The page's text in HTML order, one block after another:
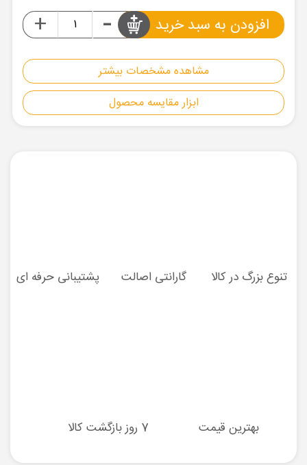
مشاهده مشخصات بیشتر
ابزار مقایسه محصول
-
+ افزودن به سبد خرید
تنوع بزرگ در کالا گارانتی اصالت پشتیبانی حرفه ای
بهترین قیمت 7 روز بازگشت کالا